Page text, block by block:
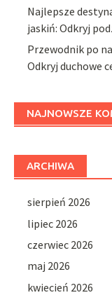
Najlepsze
jaskiń: Odkryj
Przewodnik po
Odkryj duchowe
NAJNOWSZE
ARCHIWA
sierpień 2026
lipiec 2026
czerwiec 2026
maj 2026
kwiecień 2026